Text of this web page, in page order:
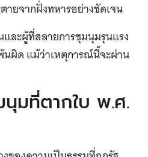
ายจากฝั่งทหารอย่างชัดเจน
ละผู้ที่สลายการชุมนุมรุนแรง
นผิด แม้ว่าเหตุการณ์นี้จะผ่าน
มที่ตากใบ พ.ศ.